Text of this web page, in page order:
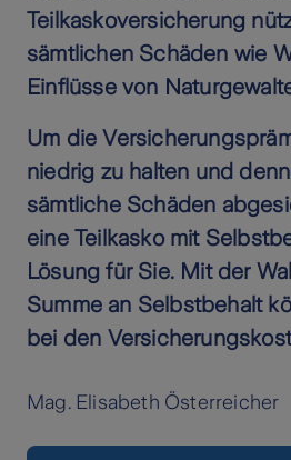
Teilkaskoversicherung
sämtlichen Schäden wie
Einflüsse von
Um die
niedrig zu halten und
sämtliche Schäden
eine Teilkasko mit
Lösung für Sie. Mit der
Summe an Selbstbehalt
bei den
Mag. Elisabeth Österreicher